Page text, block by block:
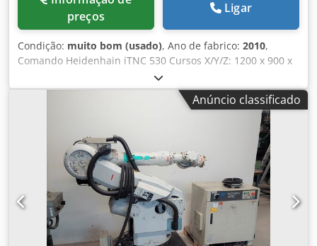
preços
Ligar
Condição: muito bom (usado), Ano de fabrico: 2010,
Comando Heidenhain iTNC 530 Cursos X/Y/Z: 1200 x 900 x
500 mm Velocidade do spindle 16.000 min-1 Magazine de
ferramentas para 30 ferramentas + magazine adicional
para 57 ferramentas HSK-A 63 Refrigeração interna 40 bar
Transportador de cavacos Dodpoynw Erefx Aiueck Sensor
de medição Heidenhain Sistema laser Blum
Anúncio classificado